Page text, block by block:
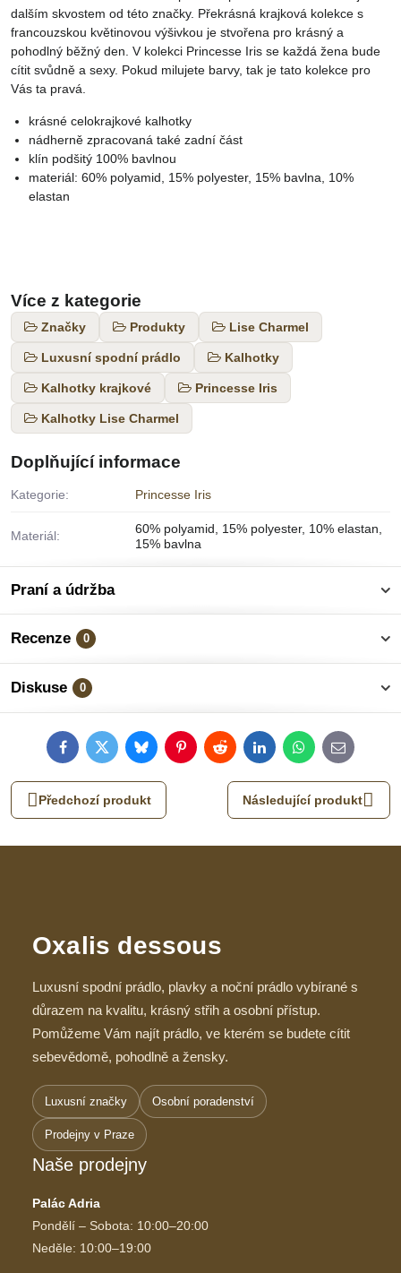
dalším skvostem od této značky. Překrásná krajková kolekce s
francouzskou květinovou výšivkou je stvořena pro krásný a
pohodlný běžný den. V kolekci Princesse Iris se každá žena bude
cítit svůdně a sexy. Pokud milujete barvy, tak je tato kolekce pro
Vás ta pravá.
krásné celokrajkové kalhotky
nádherně zpracovaná také zadní část
klín podšitý 100% bavlnou
materiál: 60% polyamid, 15% polyester, 15% bavlna, 10%
elastan
Více z kategorie
Značky Produkty Lise Charmel
Luxusní spodní prádlo Kalhotky
Kalhotky krajkové Princesse Iris
Kalhotky Lise Charmel
Doplňující informace
Kategorie: Princesse Iris
Materiál:
60% polyamid, 15% polyester, 10% elastan,
15% bavlna
Praní a údržba
Recenze 0
Diskuse 0
FacebookTwitterBlueskyPinterestRedditLinkedInWhatsApp
E-
mail
Předchozí produkt Následující produkt
Oxalis dessous
Luxusní spodní prádlo, plavky a noční prádlo vybírané s
důrazem na kvalitu, krásný střih a osobní přístup.
Pomůžeme Vám najít prádlo, ve kterém se budete cítit
sebevědomě, pohodlně a žensky.
Luxusní značky Osobní poradenství
Prodejny v Praze
Naše prodejny
Palác Adria
Pondělí – Sobota: 10:00–20:00
Neděle: 10:00–19:00